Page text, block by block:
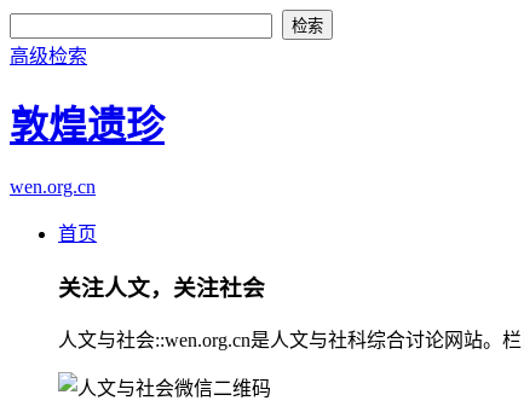
高级检索
敦煌遗珍
wen.org.cn
首页
关注人文，关注社会
人文与社会::wen.org.cn是人文与社科综合讨论网站。